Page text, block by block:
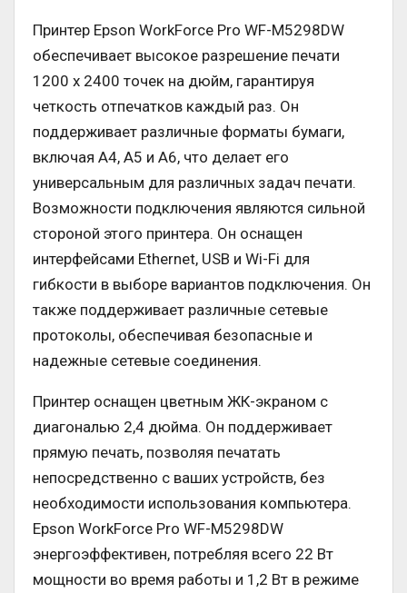
Принтер Epson WorkForce Pro WF-M5298DW
обеспечивает высокое разрешение печати
1200 x 2400 точек на дюйм, гарантируя
четкость отпечатков каждый раз. Он
поддерживает различные форматы бумаги,
включая A4, A5 и A6, что делает его
универсальным для различных задач печати.
Возможности подключения являются сильной
стороной этого принтера. Он оснащен
интерфейсами Ethernet, USB и Wi-Fi для
гибкости в выборе вариантов подключения. Он
также поддерживает различные сетевые
протоколы, обеспечивая безопасные и
надежные сетевые соединения.
Принтер оснащен цветным ЖК-экраном с
диагональю 2,4 дюйма. Он поддерживает
прямую печать, позволяя печатать
непосредственно с ваших устройств, без
необходимости использования компьютера.
Epson WorkForce Pro WF-M5298DW
энергоэффективен, потребляя всего 22 Вт
мощности во время работы и 1,2 Вт в режиме